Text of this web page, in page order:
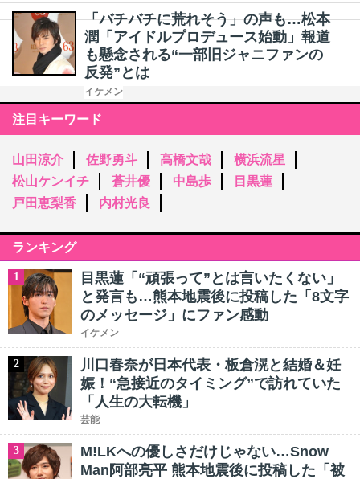
「バチバチに荒れそう」の声も…松本
潤「アイドルプロデュース始動」報道
も懸念される“一部旧ジャニファンの
反発”とは
イケメン
注目キーワード
山田涼介 佐野勇斗 高橋文哉
横浜流星
松山ケンイチ
蒼井優 中島歩
目黒蓮
戸田恵梨香
内村光良
ランキング
1
目黒蓮「“頑張って”とは言いたくない」
と発言も…熊本地震後に投稿した「8文字
のメッセージ」にファン感動
イケメン
2
川口春奈が日本代表・板倉滉と結婚＆妊
娠！“急接近のタイミング”で訪れていた
「人生の大転機」
芸能
3
M!LKへの優しさだけじゃない…Snow
Man阿部亮平 熊本地震後に投稿した「被